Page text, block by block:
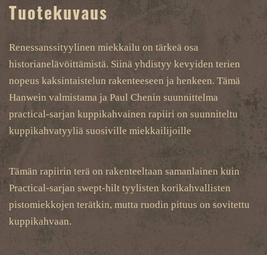
Tuotekuvaus
Renessanssityylinen miekkailu on tärkeä osa
historianelävöittämistä. Siinä yhdistyy kevyiden terien
nopeus kaksintaistelun rakenteeseen ja henkeen. Tämä
Hanwein valmistama ja Paul Chenin suunnittelma
practical-sarjan kuppikahvainen rapiiri on suunniteltu
kuppikahvatyyliä suosiville miekkailijoille
Tämän rapiirin terä on rakenteeltaan samanlainen kuin
Practical-sarjan swept-hilt tyylisten korikahvallisten
pistomiekkojen terätkin, mutta ruodin pituus on sovitettu
kuppikahvaan.